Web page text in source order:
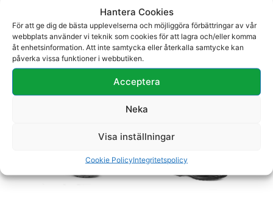
Hantera Cookies
För att ge dig de bästa upplevelserna och möjliggöra förbättringar av vår
webbplats använder vi teknik som cookies för att lagra och/eller komma
åt enhetsinformation. Att inte samtycka eller återkalla samtycke kan
påverka vissa funktioner i webbutiken.
Acceptera
Neka
Visa inställningar
Cookie PolicyIntegritetspolicy
Känga 77-303